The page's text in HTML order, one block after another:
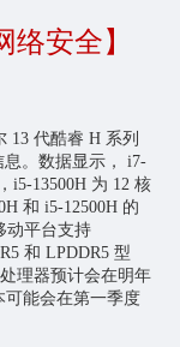
安全】
13 代酷睿 H 系列
息。数据显示， i7-
i5-13500H 为 12 核
和 i5-12500H 的
动平台支持
和 LPDDR5 型
理器预计会在明年
可能会在第一季度